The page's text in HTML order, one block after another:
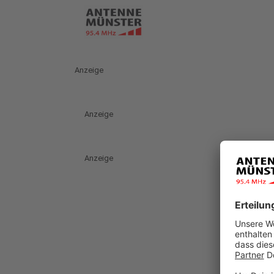
Anzeige
Anzeige
Anzeige